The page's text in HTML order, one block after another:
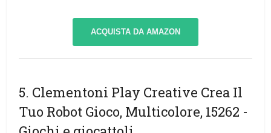
ACQUISTA DA AMAZON
5. Clementoni Play Creative Crea Il
Tuo Robot Gioco, Multicolore, 15262 -